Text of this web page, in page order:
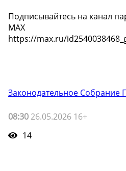
Подписывайтесь на канал
MAX
https://max.ru/
Законодательное Собрание
08:30 26.05.2026 16+
14